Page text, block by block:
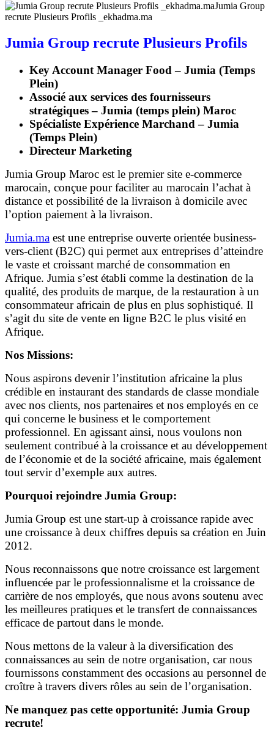
Jumia Group
recrute Plusieurs Profils _ekhadma.ma
Jumia Group recrute Plusieurs Profils
Key Account Manager Food – Jumia (Temps
Plein)
Associé aux services des fournisseurs
stratégiques – Jumia (temps plein) Maroc
Spécialiste Expérience Marchand – Jumia
(Temps Plein)
Directeur Marketing
Jumia Group Maroc est le premier site e-commerce
marocain, conçue pour faciliter au marocain l’achat à
distance et possibilité de la livraison à domicile avec
l’option paiement à la livraison.
Jumia.ma est une entreprise ouverte orientée business-
vers-client (B2C) qui permet aux entreprises d’atteindre
le vaste et croissant marché de consommation en
Afrique. Jumia s’est établi comme la destination de la
qualité, des produits de marque, de la restauration à un
consommateur africain de plus en plus sophistiqué. Il
s’agit du site de vente en ligne B2C le plus visité en
Afrique.
Nos Missions:
Nous aspirons devenir l’institution africaine la plus
crédible en instaurant des standards de classe mondiale
avec nos clients, nos partenaires et nos employés en ce
qui concerne le business et le comportement
professionnel. En agissant ainsi, nous voulons non
seulement contribué à la croissance et au développement
de l’économie et de la société africaine, mais également
tout servir d’exemple aux autres.
Pourquoi rejoindre Jumia Group:
Jumia Group est une start-up à croissance rapide avec
une croissance à deux chiffres depuis sa création en Juin
2012.
Nous reconnaissons que notre croissance est largement
influencée par le professionnalisme et la croissance de
carrière de nos employés, que nous avons soutenu avec
les meilleures pratiques et le transfert de connaissances
efficace de partout dans le monde.
Nous mettons de la valeur à la diversification des
connaissances au sein de notre organisation, car nous
fournissons constamment des occasions au personnel de
croître à travers divers rôles au sein de l’organisation.
Ne manquez pas cette opportunité: Jumia Group
recrute!